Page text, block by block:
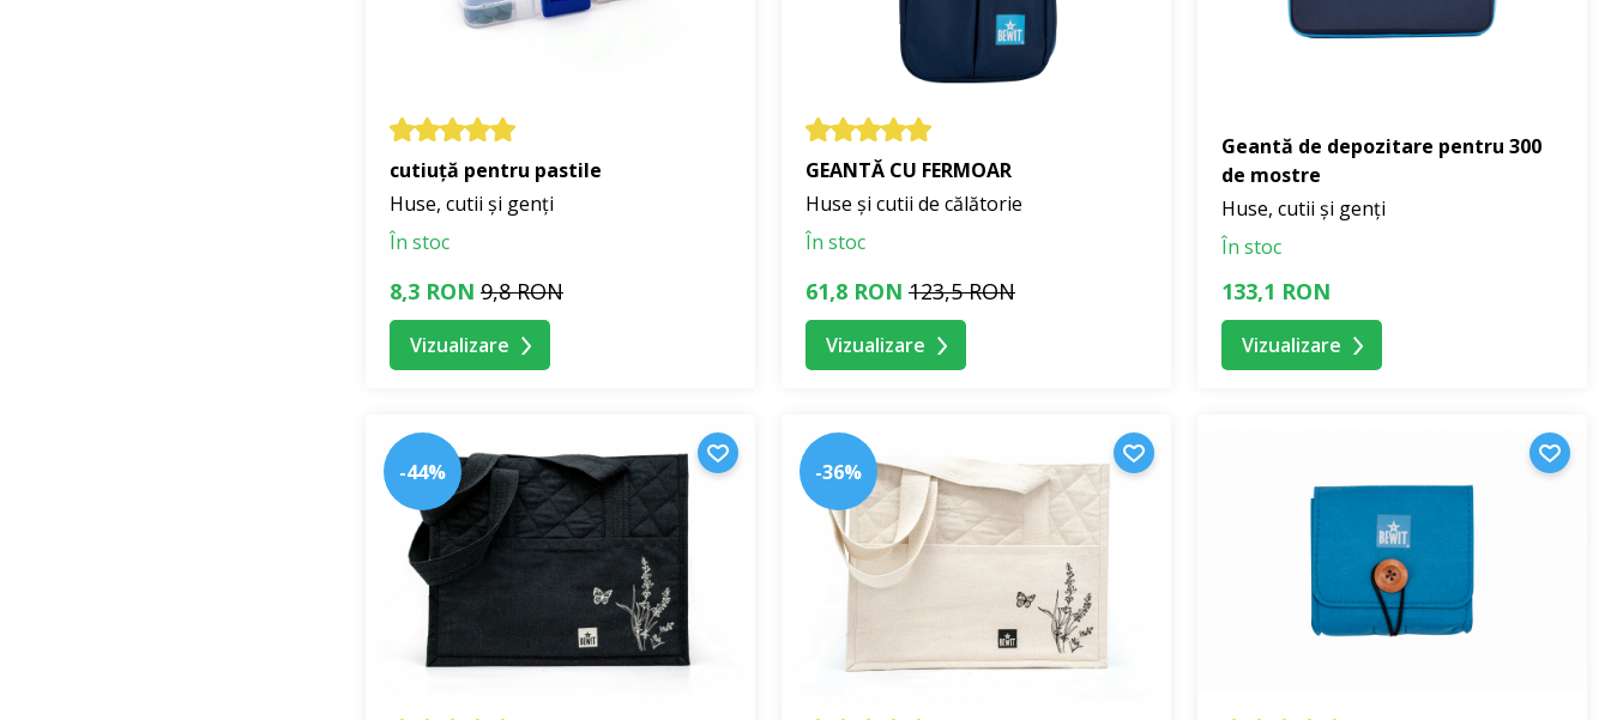
cutiuţă pentru pastile
Huse, cutii și genți
În stoc
8,3 RON 9,8 RON
Vizualizare
GEANTĂ CU FERMOAR
Huse și cutii de călătorie
În stoc
61,8 RON 123,5 RON
Vizualizare
Geantă de depozitare pentru 300
de mostre
Huse, cutii și genți
În stoc
133,1 RON
Vizualizare
-44% -36%